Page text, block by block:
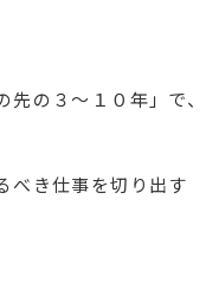
の３～１０年」で、
べき仕事を切り出す